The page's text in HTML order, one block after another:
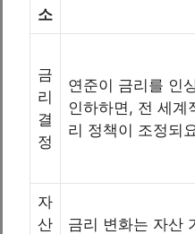
소
금
리
결
정
연준이 금리를 인
인하하면, 전 세계
리 정책이 조정되
자
산
금리 변화는 자산